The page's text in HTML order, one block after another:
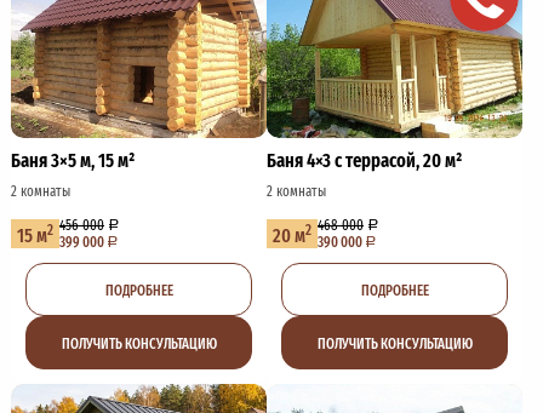
Баня 3×5 м, 15 м²
2 комнаты
15 м2 456 000
399 000
ПОДРОБНЕЕ
ПОЛУЧИТЬ КОНСУЛЬТАЦИЮ
Баня 4×3 с террасой, 20 м²
2 комнаты
20 м2 468 000
390 000
ПОДРОБНЕЕ
ПОЛУЧИТЬ КОНСУЛЬТАЦИЮ